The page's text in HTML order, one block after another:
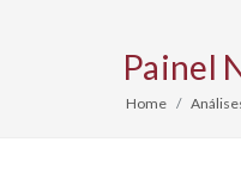
Painel
Home